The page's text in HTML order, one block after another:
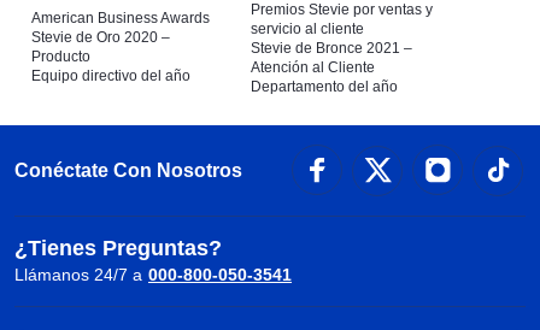
American Business Awards
Stevie de Oro 2020 –
Producto
Equipo directivo del año
Premios Stevie por ventas y
servicio al cliente
Stevie de Bronce 2021 –
Atención al Cliente
Departamento del año
Conéctate Con Nosotros
¿Tienes Preguntas?
Llámanos 24/7 a 000-800-050-3541